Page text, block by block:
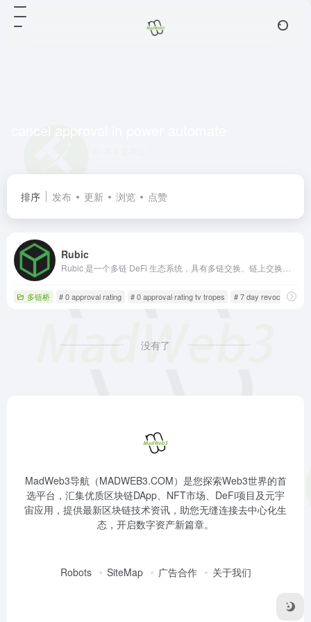
排序 发布 更新 浏览 点赞
Rubic
多链桥 # 0 approval rating # 0 approval rating tv tropes # 7 day revocation
没有了
MadWeb3导航（MADWEB3.COM）是您探索Web3世界的首
选平台，汇集优质区块链DApp、NFT市场、DeFi项目及元宇
宙应用，提供最新区块链技术资讯，助您无缝连接去中心化生
态，开启数字资产新篇章。
Robots SiteMap 广告合作 关于我们